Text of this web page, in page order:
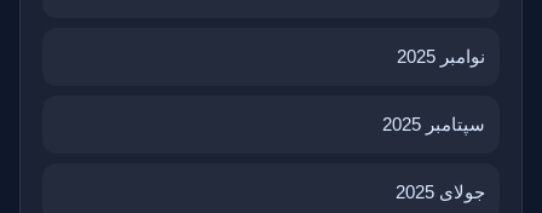
نوامبر 2025
سپتامبر 2025
جولای 2025